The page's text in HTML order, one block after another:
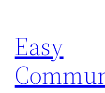
contenu
Easy